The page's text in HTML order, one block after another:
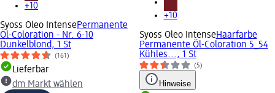
+10
Syoss Oleo IntensePermanente
Öl-Coloration - Nr. 6-10
Dunkelblond, 1 St
(161)
Lieferbar
dm Markt wählen
+10
Syoss Oleo IntenseHaarfarbe
Permanente Öl-Coloration 5_54
Kühles..., 1 St
(5)
Hinweise